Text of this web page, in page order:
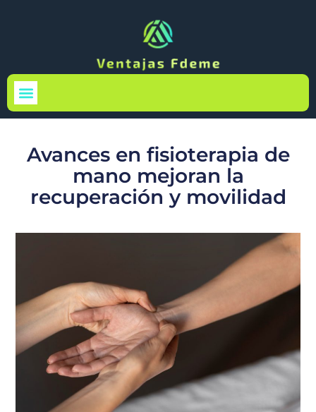
Avances en fisioterapia de
mano mejoran la
recuperación y movilidad